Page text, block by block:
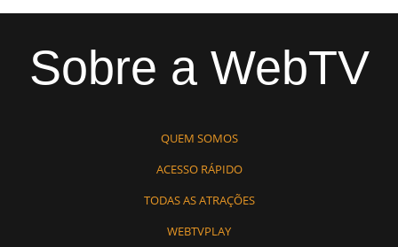
Sobre a WebTV
QUEM SOMOS
ACESSO RÁPIDO
TODAS AS ATRAÇÕES
WEBTVPLAY